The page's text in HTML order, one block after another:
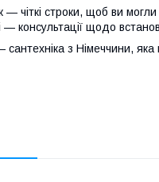
— чіткі строки, щоб ви
— консультації щодо
з Німеччини,